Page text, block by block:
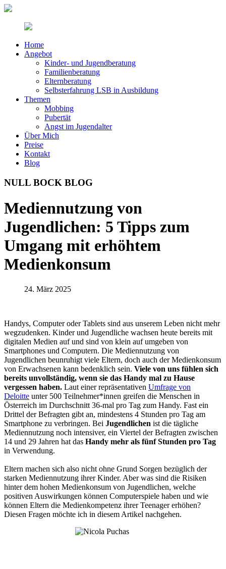
Home
Angebot
Kinder- und Jugendberatung
Familienberatung
Elternberatung
Selbsterfahrung LSB in Ausbildung
Themen
Mobbing
Pubertät
Angst im Jugendalter
Über Mich
Preise
Kontakt
Blog
NULL BOCK BLOG
Mediennutzung von
Jugendlichen: 5 Tipps zum
Umgang mit erhöhtem
Medienkonsum
24. März 2025
Handys, Computer oder Tablets sind aus unserem Leben nicht mehr
wegzudenken. Kinder und Jugendliche wachsen heute bereits mit
digitalen Medien auf und sind von klein auf umgeben von
Smartphones und Computern. Die Mediennutzung von
Jugendlichen beunruhigt viele Eltern, doch auch der Medienkonsum
von Erwachsenen kann bedenklich sein. Viele von uns fühlen sich
bereits unvollständig, wenn sie das Handy mal zu Hause
vergessen haben. Laut einer repräsentativen Umfrage von
Deloitte unter 500 Teilnehmer*innen greifen die Menschen in
Österreich im Durchschnitt 36-mal pro Tag zum Handy. Fast ein
Drittel der Befragten gibt an, mindestens 4 Stunden pro Tag am
Smartphone zu verbringen. Bei Jugendlichen ist die tägliche
Mediennutzung noch intensiver, ein Viertel der Befragten zwischen
14 und 29 Jahren hat das Handy mehr als fünf Stunden pro Tag
in Verwendung.
Eltern machen sich also nicht ohne Grund Sorgen bezüglich der
starken Mediennutzung ihrer Kinder. Aber was sind die Risiken
hinter dem hohen Medienkonsum von Jugendlichen, welche
positiven Auswirkungen können Computerspiele haben und wie
können Eltern die Medienkompetenz ihrer Teenager erhöhen?
Diesen Fragen möchte ich in diesem Artikel nachgehen.